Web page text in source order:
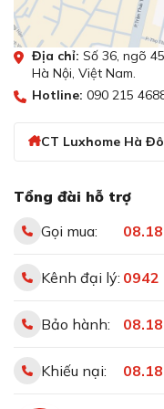
sinh trưởng của
Giỏ lọc rác của
thước vừa phải, giúp
tình trạng tắc nghẽn
chậu.
Bề mặt xử lý
Bề mặt chậu được xử
hiệu ứng sáng bóng,
Địa chỉ: Số 36, ngõ
Hà Nội, Việt Nam.
Hotline: 090 215
CT Luxhome Hà
Tổng đài hỗ trợ
Gọi mua:
Kênh đại lý: 0942
Bảo hành:
Khiếu nại: